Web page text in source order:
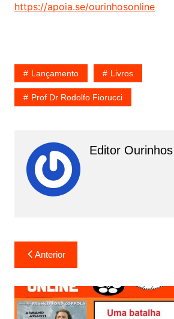
https://apoia.se/ourinhosonline
Lançamento Livros
Prof Dr Rodolfo Fiorucci
Editor
a
v
e
Anterior